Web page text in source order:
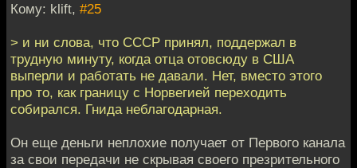
Кому: klift, #25
> и ни слова, что СССР принял, поддержал в
трудную минуту, когда отца отовсюду в США
выперли и работать не давали. Нет, вместо этого
про то, как границу с Норвегией переходить
собирался. Гнида неблагодарная.
Он еще деньги неплохие получает от Первого канала
за свои передачи не скрывая своего презрительного